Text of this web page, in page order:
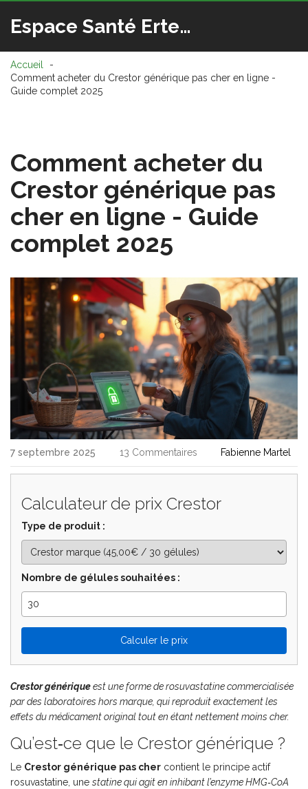
Espace Santé Ertedis
Accueil
Comment acheter du Crestor générique pas cher en ligne -
Guide complet 2025
Comment acheter du
Crestor générique pas
cher en ligne - Guide
complet 2025
7 septembre 2025 13 Commentaires Fabienne Martel
Calculateur de prix Crestor
Type de produit :
Nombre de gélules souhaitées :
Calculer le prix
Crestor génériqueest uneforme de rosuvastatine commercialisée
par des laboratoires hors marque, qui reproduit exactement les
effets du médicament original tout en étant nettement moins cher.
Qu’est‑ce que le Crestor générique ?
Le Crestor générique pas cher contient le principe actif
rosuvastatine, une statinequi agit en inhibant l’enzyme HMG‑CoA